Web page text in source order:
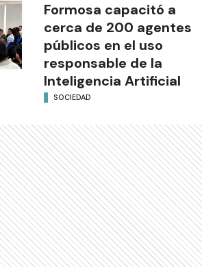
Formosa capacitó a
cerca de 200 agentes
públicos en el uso
responsable de la
Inteligencia Artificial
SOCIEDAD